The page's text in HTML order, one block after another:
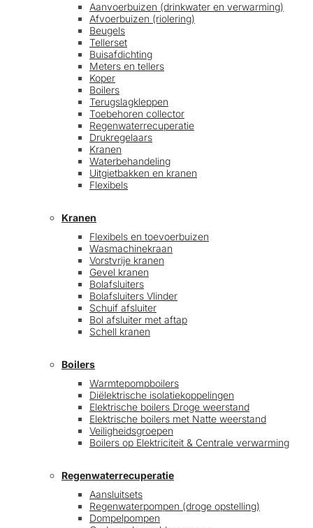
Aanvoerbuizen (drinkwater en verwarming)
Afvoerbuizen (riolering)
Beugels
Tellerset
Buisafdichting
Meters en tellers
Koper
Boilers
Terugslagkleppen
Toebehoren collector
Regenwaterrecuperatie
Drukregelaars
Kranen
Waterbehandeling
Uitgietbakken en kranen
Flexibels
Kranen
Flexibels en toevoerbuizen
Wasmachinekraan
Vorstvrije kranen
Gevel kranen
Bolafsluiters
Bolafsluiters Vlinder
Schuif afsluiter
Bol afsluiter met aftap
Schell kranen
Boilers
Warmtepompboilers
Diëlektrische isolatiekoppelingen
Elektrische boilers Droge weerstand
Elektrische boilers met Natte weerstand
Veiligheidsgroepen
Boilers op Elektriciteit & Centrale verwarming
Regenwaterrecuperatie
Aansluitsets
Regenwaterpompen (droge opstelling)
Dompelpompen